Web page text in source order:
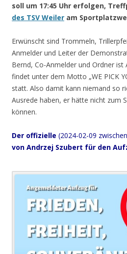
soll um 17:45 Uhr erfolgen,
des TSV Weiler am
Erwünscht sind Trommeln,
Anmelder und Leiter der
Bernd, Co-Anmelder und Ordner ist
findet unter dem Motto „WE PICK
statt. Also damit kann niemand so
Ausrede haben, er hätte nicht zum
können.
Der offizielle (2024-02-09
von Andrzej Szubert für den